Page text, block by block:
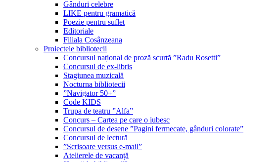
Gânduri celebre
LIKE pentru gramatică
Poezie pentru suflet
Editoriale
Filiala Cosânzeana
Proiectele bibliotecii
Concursul național de proză scurtă ”Radu Rosetti”
Concursul de ex-libris
Stagiunea muzicală
Nocturna bibliotecii
”Navigator 50+”
Code KIDS
Trupa de teatru ”Alfa”
Concurs – Cartea pe care o iubesc
Concursul de desene ”Pagini fermecate, gânduri colorate”
Concursul de lectură
”Scrisoare versus e-mail”
Atelierele de vacanță